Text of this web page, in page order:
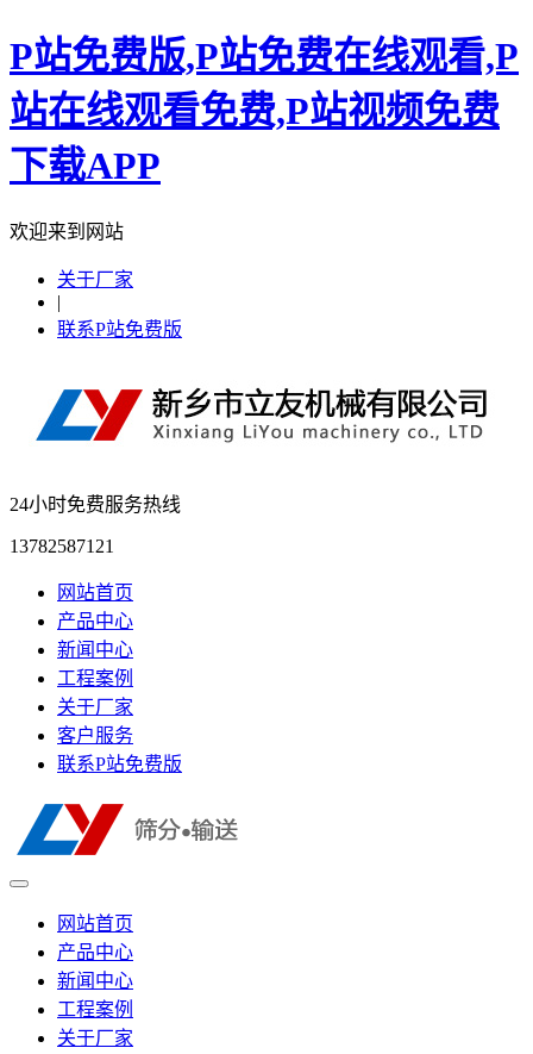
P站免费版,P站免费在线观看,P
站在线观看免费,P站视频免费
下载APP
欢迎来到网站
关于厂家
|
联系P站免费版
24小时免费服务热线
13782587121
网站首页
产品中心
新闻中心
工程案例
关于厂家
客户服务
联系P站免费版
网站首页
产品中心
新闻中心
工程案例
关于厂家